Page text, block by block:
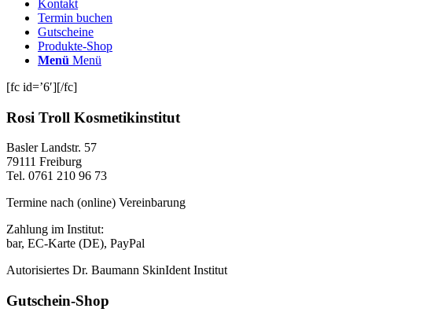
Kontakt
Termin buchen
Gutscheine
Produkte-Shop
Menü Menü
[fc id=’6′][/fc]
Rosi Troll Kosmetikinstitut
Basler Landstr. 57
79111 Freiburg
Tel. 0761 210 96 73
Termine nach (online) Vereinbarung
Zahlung im Institut:
bar, EC-Karte (DE), PayPal
Autorisiertes Dr. Baumann SkinIdent Institut
Gutschein-Shop